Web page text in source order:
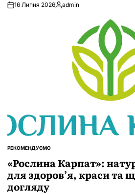
16 Липня 2026Опубліковано
admin
ОПУБЛІКУВАТИ
РЕКОМЕНДУЄМО
«Рослина Карпат»:
для здоров’я, краси та
догляду